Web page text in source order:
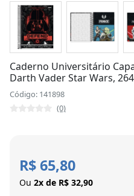
Caderno Universitário
Darth Vader Star Wars,
Código: 141898
(0)
R$ 65,80
Ou 2x de R$ 32,90